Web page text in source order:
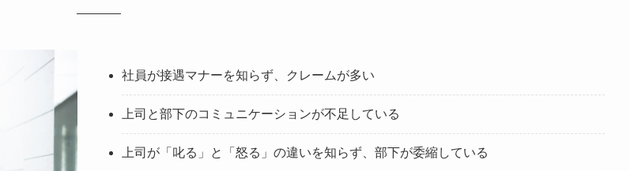
社員が接遇マナーを知らず、クレームが多い
上司と部下のコミュニケーションが不足している
上司が「叱る」と「怒る」の違いを知らず、部下が委縮している